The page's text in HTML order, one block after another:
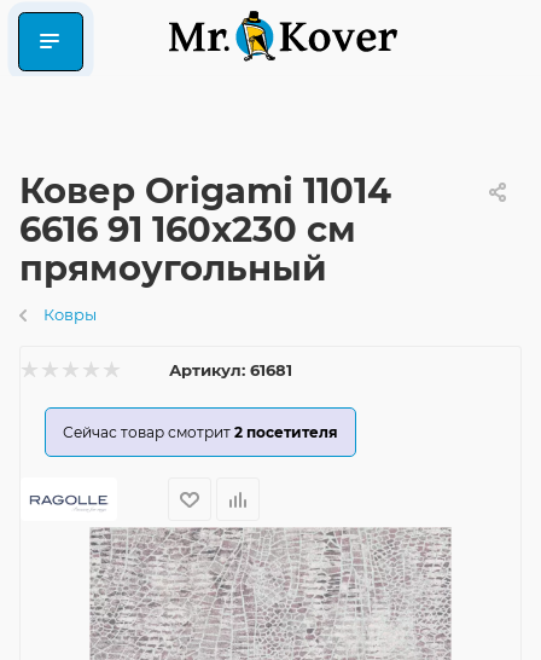
Ковер Origami 11014
6616 91 160x230 см
прямоугольный
Ковры
Артикул: 61681
Сейчас товар смотрит 2 посетителя